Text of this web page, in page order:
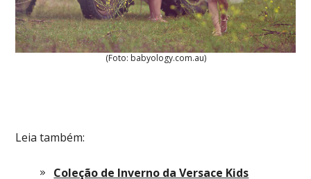
(Foto: babyology.com.au)
Leia também:
Coleção de Inverno da Versace Kids